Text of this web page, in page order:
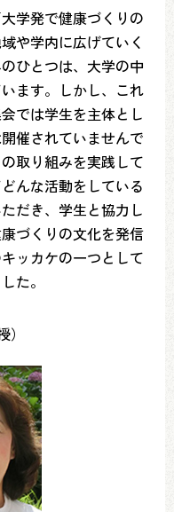
学発で健康づくりの
や学内に広げていく
ひとつは、大学の中
ます。しかし、これ
では学生を主体とし
催されていませんで
取り組みを実践して
んな活動をしている
だき、学生と協力し
づくりの文化を発信
ッカケの一つとして
た。